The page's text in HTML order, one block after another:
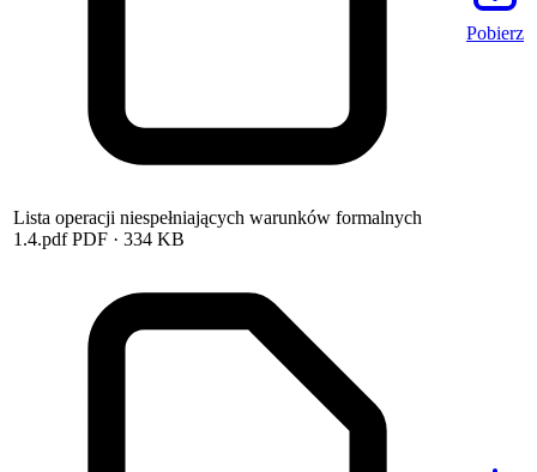
Lista operacji niespełniających warunków formalnych
1.4.pdf PDF · 334 KB
Pobierz